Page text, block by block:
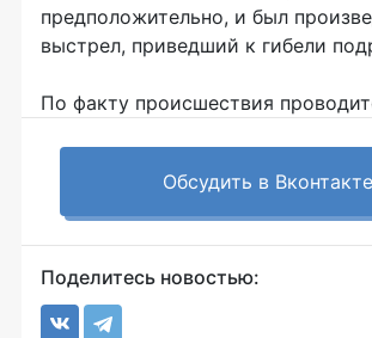
предположительно, и был
выстрел, приведший к гибели
По факту происшествия
Обсудить в Вконтакте
Поделитесь новостью: